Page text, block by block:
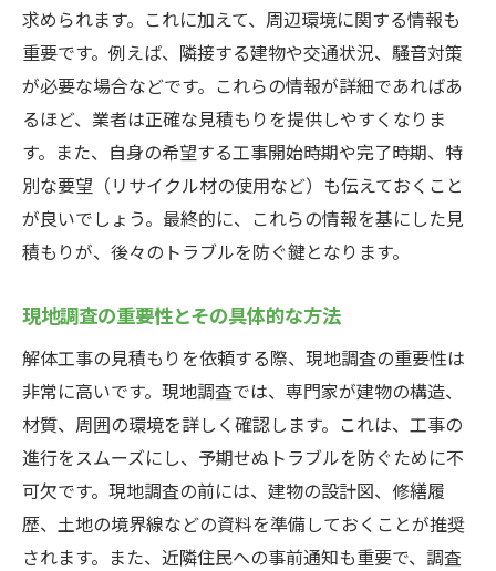
求められます。これに加えて、周辺環境に関する情報も
重要です。例えば、隣接する建物や交通状況、騒音対策
が必要な場合などです。これらの情報が詳細であればあ
るほど、業者は正確な見積もりを提供しやすくなりま
す。また、自身の希望する工事開始時期や完了時期、特
別な要望（リサイクル材の使用など）も伝えておくこと
が良いでしょう。最終的に、これらの情報を基にした見
積もりが、後々のトラブルを防ぐ鍵となります。
現地調査の重要性とその具体的な方法
解体工事の見積もりを依頼する際、現地調査の重要性は
非常に高いです。現地調査では、専門家が建物の構造、
材質、周囲の環境を詳しく確認します。これは、工事の
進行をスムーズにし、予期せぬトラブルを防ぐために不
可欠です。現地調査の前には、建物の設計図、修繕履
歴、土地の境界線などの資料を準備しておくことが推奨
されます。また、近隣住民への事前通知も重要で、調査